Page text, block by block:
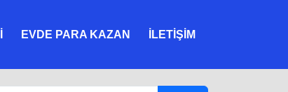
EVDE PARA KAZAN İLETIŞIM